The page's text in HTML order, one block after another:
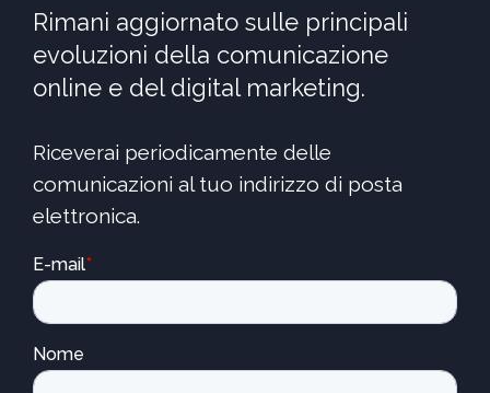
Rimani aggiornato sulle principali
evoluzioni della comunicazione
online e del digital marketing.
Riceverai periodicamente delle
comunicazioni al tuo indirizzo di posta
elettronica.